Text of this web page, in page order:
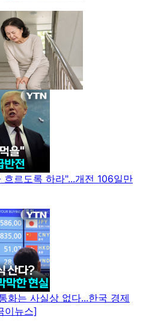
르도록 하라"...개전 106일만
화는 사실상 없다...한국 경제
이뉴스]